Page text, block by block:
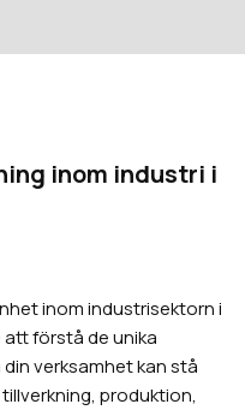
inom industri i
inom industrisektorn i
förstå de unika
verksamhet kan stå
produktion,